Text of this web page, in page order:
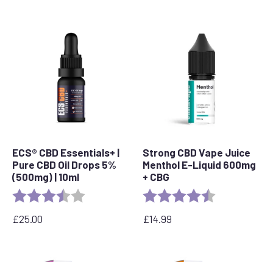
ECS® CBD Essentials+ |
Pure CBD Oil Drops 5%
(500mg) | 10ml
Ocena: 3.8 out of 5 stars
£25.00
Strong CBD Vape Juice
Menthol E-Liquid 600mg
+ CBG
Ocena:
£14.99